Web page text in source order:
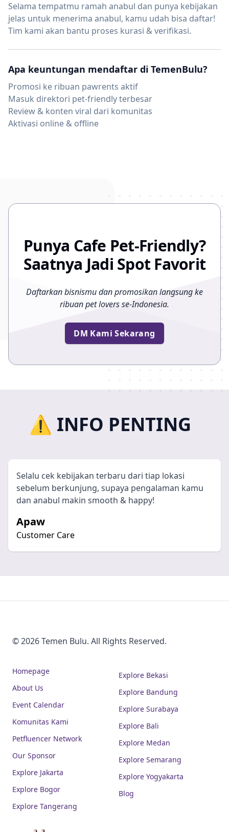
Selama tempatmu ramah anabul dan punya kebijakan
jelas untuk menerima anabul, kamu udah bisa daftar!
Tim kami akan bantu proses kurasi & verifikasi.
Apa keuntungan mendaftar di TemenBulu?
Promosi ke ribuan pawrents aktif
Masuk direktori pet-friendly terbesar
Review & konten viral dari komunitas
Aktivasi online & offline
Punya Cafe Pet-Friendly?
Saatnya Jadi Spot Favorit
Daftarkan bisnismu dan promosikan langsung ke
ribuan pet lovers se-Indonesia.
DM Kami Sekarang
⚠️ INFO PENTING
Selalu cek kebijakan terbaru dari tiap lokasi
sebelum berkunjung, supaya pengalaman kamu
dan anabul makin smooth & happy!
Apaw
Customer Care
© 2026 Temen Bulu. All Rights Reserved.
Homepage
About Us
Event Calendar
Komunitas Kami
Petfluencer Network
Our Sponsor
Explore Jakarta
Explore Bogor
Explore Tangerang
Explore Bekasi
Explore Bandung
Explore Surabaya
Explore Bali
Explore Medan
Explore Semarang
Explore Yogyakarta
Blog